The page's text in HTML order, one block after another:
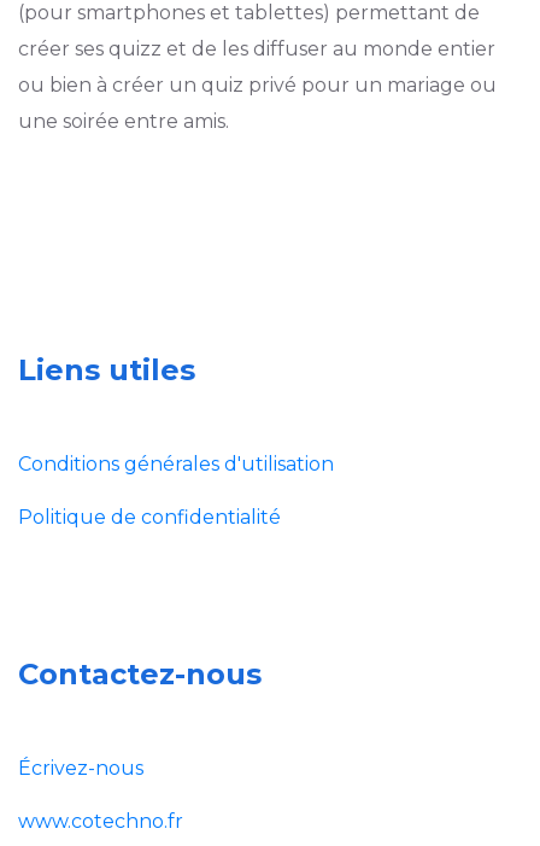
(pour smartphones et tablettes) permettant de
créer ses quizz et de les diffuser au monde entier
ou bien à créer un quiz privé pour un mariage ou
une soirée entre amis.
Liens utiles
Conditions générales d'utilisation
Politique de confidentialité
Contactez-nous
Écrivez-nous
www.cotechno.fr